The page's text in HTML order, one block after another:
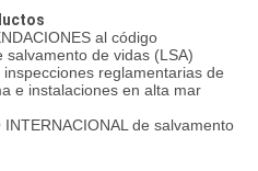
al código
salvamento de vidas (LSA)
reglamentarias de
e instalaciones en alta mar
de salvamento